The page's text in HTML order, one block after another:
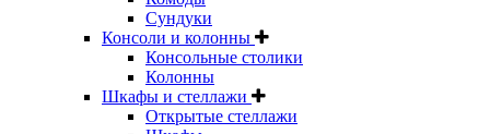
Сундуки
Консоли и колонны
Консольные столики
Колонны
Шкафы и стеллажи
Открытые стеллажи